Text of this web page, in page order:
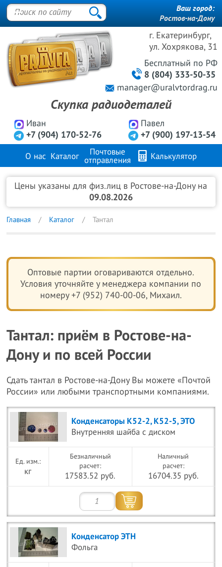
г. Екатеринбург,
ул. Хохрякова, 31
Иван
+7 (904) 170-52-76
Павел
+7 (900) 197-13-54
Бесплатный по РФ
8 (804) 333-50-35
manager@uralvtordrag.ru
Скупка радиодеталей
Ваш город:
Ростов-на-Дону
О нас Каталог
Почтовые
отправления
Калькулятор
Продажа металлов FAQ Контакты
Цены указаны для физ.лиц в Ростове-на-Дону на
09.08.2026
Главная Каталог Тантал
Оптовые партии оговариваются отдельно.
Условия уточняйте у менеджера компании по
номеру +7 (952) 740-00-06, Михаил.
Тантал: приём в Ростове-на-
Дону и по всей России
Сдать тантал в Ростове-на-Дону Вы можете «Почтой
России» или любыми транспортными компаниями.
Конденсаторы К52-2, К52-5, ЭТО
Внутренняя шайба с диском
кг
Безналичный
расчет:
17583.52 руб.
Наличный
расчет:
16704.35 руб.
Конденсатор ЭТН
Фольга